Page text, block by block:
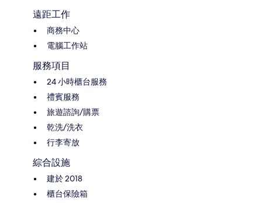
遠距工作
商務中心
電腦工作站
服務項目
24 小時櫃台服務
禮賓服務
旅遊諮詢/購票
乾洗/洗衣
行李寄放
綜合設施
建於 2018
櫃台保險箱